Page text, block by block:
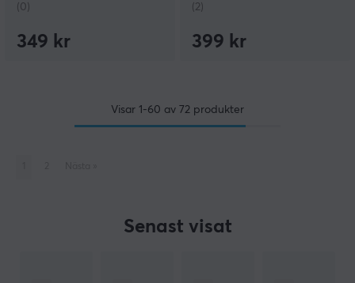
(0)
349 kr
(2)
399 kr
Visar 1-60 av 72 produkter
Senast visat